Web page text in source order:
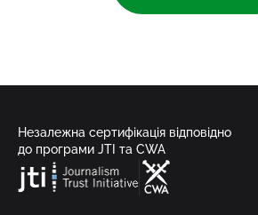
Незалежна сертифікація відповідно
до програми JTI та CWA